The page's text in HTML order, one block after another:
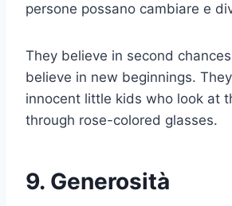
persone possano cambiare e
They believe in second
believe in new beginnings.
innocent little kids who look at
through rose-colored glasses.
9. Generosità